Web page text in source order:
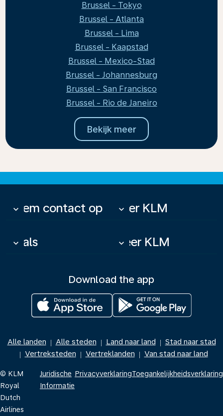
Brussel - Tokyo
Brussel - Atlanta
Brussel - Lima
Brussel - Kaapstad
Brussel - Mexico-Stad
Brussel - Johannesburg
Brussel - San Francisco
Brussel - Rio de Janeiro
Bekijk meer
Neem contact op
keyboard_arrow_down Over KLM
keyboard_arrow_down
Deals
keyboard_arrow_down Meer KLM
keyboard_arrow_down
Download the app
Alle landen | Alle steden | Land naar land | Stad naar stad
| Vertreksteden | Vertreklanden | Van stad naar land
© KLM
Royal
Dutch
Airlines
Juridische
Informatie
PrivacyverklaringToegankelijkheidsverklaring